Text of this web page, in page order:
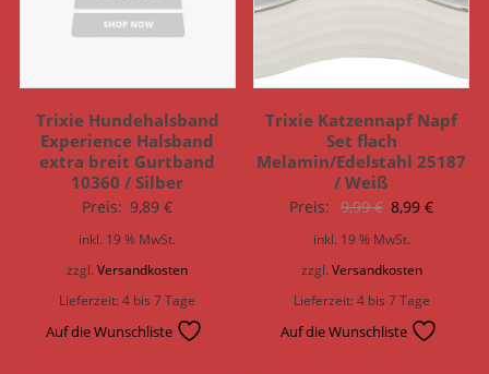
Trixie Hundehalsband
Experience Halsband
extra breit Gurtband
10360 / Silber
Preis: 9,89€
inkl. 19 % MwSt.
zzgl.Versandkosten
Lieferzeit:4 bis 7 Tage
Auf die Wunschliste
Trixie Katzennapf Napf
Set flach
Melamin/Edelstahl 25187
/ Weiß
Preis: 9,99€
Preis
8,99€
inkl. 19 % MwSt.
zzgl. Versandkosten
Lieferzeit:4 bis 7 Tage
Auf die Wunschliste